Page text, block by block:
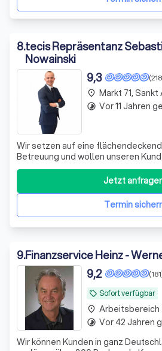
8.tecis Repräsentanz
Nowainski
9,3
Wir setzen auf eine
Betreuung und wollen unseren
finanziellen Themen zur Verfügung
Termin
Jetzt
place Markt 71,
timelapse Vor 11 Jahren
9.Finanzservice Heinz -
local_offer Sofort verfügbar
9,2
Wir können Kunden in ganz
place Arbeitsbereich
timelapse Vor 42 Jahren